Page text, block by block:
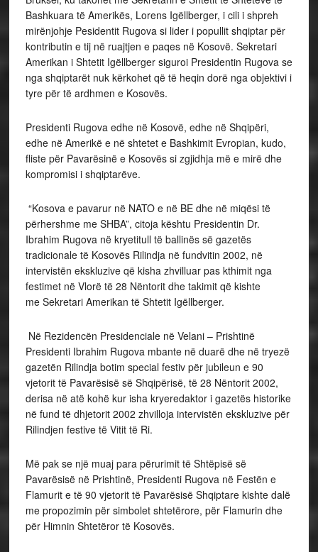
Bashkuara të Amerikës, Lorens Igëllberger, i cili i shpreh
mirënjohje Pesidentit Rugova si lider i popullit shqiptar për
kontributin e tij në ruajtjen e paqes në Kosovë. Sekretari
Amerikan i Shtetit Igëllberger siguroi Presidentin Rugova se
nga shqiptarët nuk kërkohet që të heqin dorë nga objektivi i
tyre për të ardhmen e Kosovës.
Presidenti Rugova edhe në Kosovë, edhe në Shqipëri,
edhe në Amerikë e në shtetet e Bashkimit Evropian, kudo,
fliste për Pavarësinë e Kosovës si zgjidhja më e mirë dhe
kompromisi i shqiptarëve.
“Kosova e pavarur në NATO e në BE dhe në miqësi të
përhershme me SHBA”, citoja kështu Presidentin Dr.
Ibrahim Rugova në kryetitull të ballinës së gazetës
tradicionale të Kosovës Rilindja në fundvitin 2002, në
intervistën ekskluzive që kisha zhvilluar pas kthimit nga
festimet në Vlorë të 28 Nëntorit dhe takimit që kishte
me Sekretari Amerikan të Shtetit Igëllberger.
Në Rezidencën Presidenciale në Velani – Prishtinë
Presidenti Ibrahim Rugova mbante në duarë dhe në tryezë
gazetën Rilindja botim special festiv për jubileun e 90
vjetorit të Pavarësisë së Shqipërisë, të 28 Nëntorit 2002,
derisa në atë kohë kur isha kryeredaktor i gazetës historike
në fund të dhjetorit 2002 zhvilloja intervistën ekskluzive për
Rilindjen festive të Vitit të Ri.
Më pak se një muaj para përurimit të Shtëpisë së
Pavarësisë në Prishtinë, Presidenti Rugova në Festën e
Flamurit e të 90 vjetorit të Pavarësisë Shqiptare kishte dalë
me propozimin për simbolet shtetërore, për Flamurin dhe
për Himnin Shtetëror të Kosovës.